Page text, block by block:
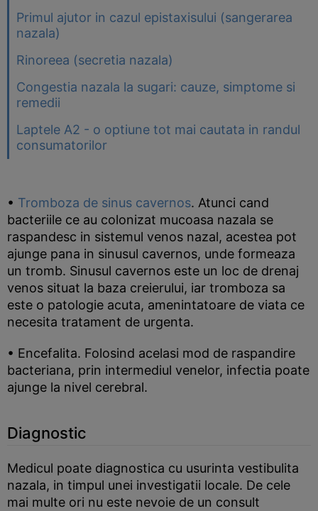
Primul ajutor in cazul epistaxisului (sangerarea
nazala)
Rinoreea (secretia nazala)
Congestia nazala la sugari: cauze, simptome si
remedii
Laptele A2 - o optiune tot mai cautata in randul
consumatorilor
• Tromboza de sinus cavernos. Atunci cand
bacteriile ce au colonizat mucoasa nazala se
raspandesc in sistemul venos nazal, acestea pot
ajunge pana in sinusul cavernos, unde formeaza
un tromb. Sinusul cavernos este un loc de drenaj
venos situat la baza creierului, iar tromboza sa
este o patologie acuta, amenintatoare de viata ce
necesita tratament de urgenta.
• Encefalita. Folosind acelasi mod de raspandire
bacteriana, prin intermediul venelor, infectia poate
ajunge la nivel cerebral.
Diagnostic
Medicul poate diagnostica cu usurinta vestibulita
nazala, in timpul unei investigatii locale. De cele
mai multe ori nu este nevoie de un consult